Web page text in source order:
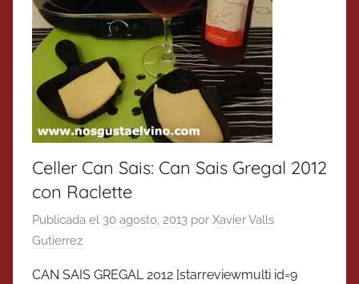
Celler Can Sais: Can Sais Gregal 2012
con Raclette
Publicada el 30 agosto, 2013 por Xavier Valls
Gutierrez
CAN SAIS GREGAL 2012 [starreviewmulti id=9